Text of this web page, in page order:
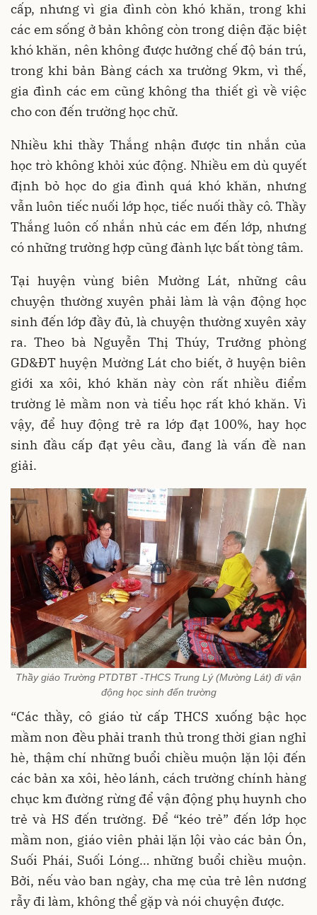
cấp, nhưng vì gia đình còn khó khăn, trong khi
các em sống ở bản không còn trong diện đặc biệt
khó khăn, nên không được hưởng chế độ bán trú,
trong khi bản Bàng cách xa trường 9km, vì thế,
gia đình các em cũng không tha thiết gì về việc
cho con đến trường học chữ.
Nhiều khi thầy Thắng nhận được tin nhắn của
học trò không khỏi xúc động. Nhiều em dù quyết
định bỏ học do gia đình quá khó khăn, nhưng
vẫn luôn tiếc nuối lớp học, tiếc nuối thầy cô. Thầy
Thắng luôn cố nhắn nhủ các em đến lớp, nhưng
có những trường hợp cũng đành lực bất tòng tâm.
Tại huyện vùng biên Mường Lát, những câu
chuyện thường xuyên phải làm là vận động học
sinh đến lớp đầy đủ, là chuyện thường xuyên xảy
ra. Theo bà Nguyễn Thị Thúy, Trưởng phòng
GD&ĐT huyện Mường Lát cho biết, ở huyện biên
giới xa xôi, khó khăn này còn rất nhiều điểm
trường lẻ mầm non và tiểu học rất khó khăn. Vì
vậy, để huy động trẻ ra lớp đạt 100%, hay học
sinh đầu cấp đạt yêu cầu, đang là vấn đề nan
giải.
Thầy giáo Trường PTDTBT -THCS Trung Lý (Mường Lát) đi vận
động học sinh đến trường
“Các thầy, cô giáo từ cấp THCS xuống bậc học
mầm non đều phải tranh thủ trong thời gian nghỉ
hè, thậm chí những buổi chiều muộn lặn lội đến
các bản xa xôi, hẻo lánh, cách trường chính hàng
chục km đường rừng để vận động phụ huynh cho
trẻ và HS đến trường. Để “kéo trẻ” đến lớp học
mầm non, giáo viên phải lặn lội vào các bản Ón,
Suối Phái, Suối Lóng… những buổi chiều muộn.
Bởi, nếu vào ban ngày, cha mẹ của trẻ lên nương
rẫy đi làm, không thể gặp và nói chuyện được.